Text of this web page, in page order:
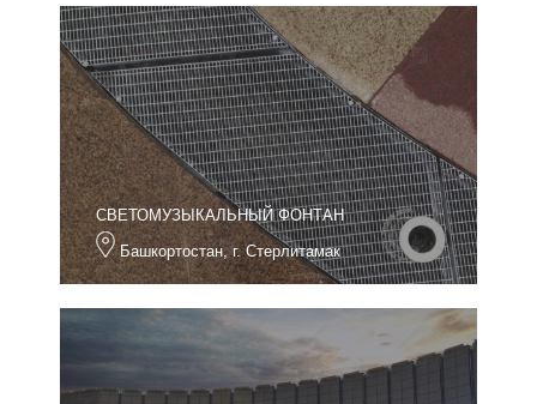
СВЕТОМУЗЫКАЛЬНЫЙ ФОНТАН
Башкортостан, г. Стерлитамак